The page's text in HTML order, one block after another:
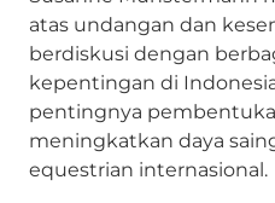
atas undangan dan
berdiskusi dengan
kepentingan di
pentingnya
meningkatkan daya
equestrian internasional.